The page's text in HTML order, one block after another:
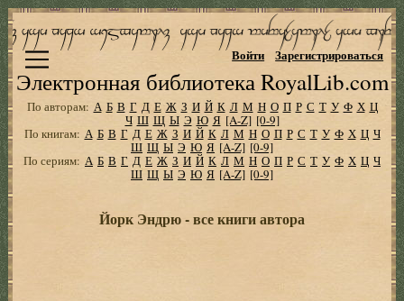
Электронная библиотека RoyalLib.com
Войти Зарегистрироваться
По авторам: А Б В Г Д Е Ж З И Й К Л М Н О П Р С Т У Ф Х Ц
Ч Ш Щ Ы Э Ю Я [A-Z] [0-9]
По книгам: А Б В Г Д Е Ж З И Й К Л М Н О П Р С Т У Ф Х Ц Ч
Ш Щ Ы Э Ю Я [A-Z] [0-9]
По сериям: А Б В Г Д Е Ж З И Й К Л М Н О П Р С Т У Ф Х Ц Ч
Ш Щ Ы Э Ю Я [A-Z] [0-9]
Йорк Эндрю - все книги автора